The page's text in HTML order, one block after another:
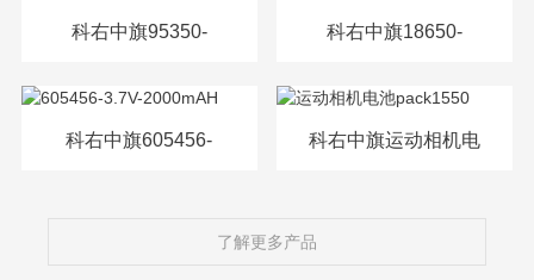
科右中旗95350-
触控笔
科右中旗18650-
气泵动力电池组
科右中旗605456- 科右中旗运动相机电
了解更多产品